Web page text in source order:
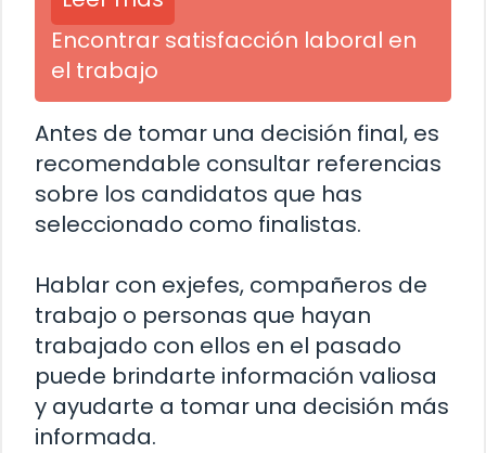
Encontrar satisfacción laboral en
el trabajo
Antes de tomar una decisión final, es
recomendable consultar referencias
sobre los candidatos que has
seleccionado como finalistas.
Hablar con exjefes, compañeros de
trabajo o personas que hayan
trabajado con ellos en el pasado
puede brindarte información valiosa
y ayudarte a tomar una decisión más
informada.